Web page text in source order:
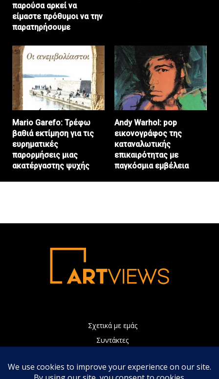
παρούσα αρκεί να
είμαστε πρόθυμοι να την
παρατηρήσουμε
Mario Garefo: Τρέφω
βαθιά εκτίμηση για τις
ευρηματικές
παρορμήσεις μιας
ακατέργαστης ψυχής
Andy Warhol: pop
εικονογράφος της
καταναλωτικής
επικαιρότητας με
παγκόσμια εμβέλεια
Σχετικά με εμάς
Συντάκτες
Πολιτική Απορρήτου